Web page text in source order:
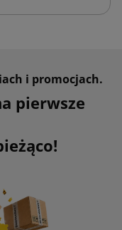
i promocjach.
pierwsze